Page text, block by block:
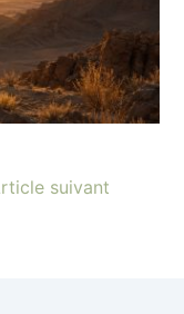
suivant